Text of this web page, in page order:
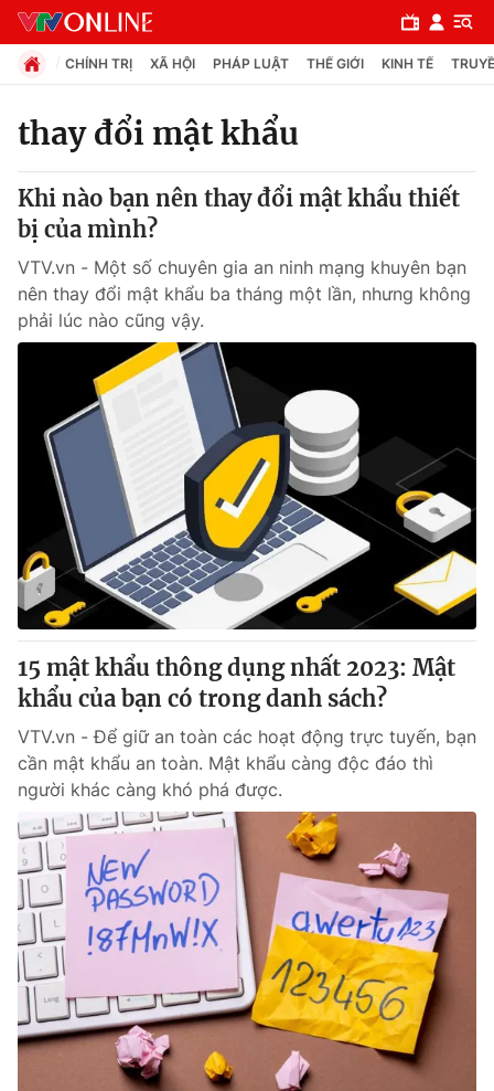
Chuyên mục
Chính trị
Xã hội
Pháp luật
Thế giới
Tin tức
Thế giới đó đây
Câu chuyện quốc tế
Kinh tế
Tài chính
Thị trường
Góc doanh nghiệp
Dữ liệu và đời sống
Truyền hình
Hậu trường
Nhân vật
Khán giả
Giải sao mai
Giải trí
Điện ảnh
Âm nhạc
Sao
Đời sống
Du lịch
Làm đẹp
Chất lượng cuộc sống
Giáo dục
Tuyển sinh
Học trực tuyến
Công nghệ
Hitech Công nghệ tương lai
Sản phẩm
Thị trường
Giao lưu trực tuyến
Lịch phát sóng
CHÍNH TRỊ XÃ HỘI PHÁP LUẬT THẾ GIỚI KINH TẾ
thay đổi mật khẩu
Khi nào bạn nên thay đổi mật khẩu thiết
bị của mình?
VTV.vn - Một số chuyên gia an ninh mạng khuyên bạn
nên thay đổi mật khẩu ba tháng một lần, nhưng không
phải lúc nào cũng vậy.
15 mật khẩu thông dụng nhất 2023: Mật
khẩu của bạn có trong danh sách?
VTV.vn - Để giữ an toàn các hoạt động trực tuyến, bạn
cần mật khẩu an toàn. Mật khẩu càng độc đáo thì
người khác càng khó phá được.